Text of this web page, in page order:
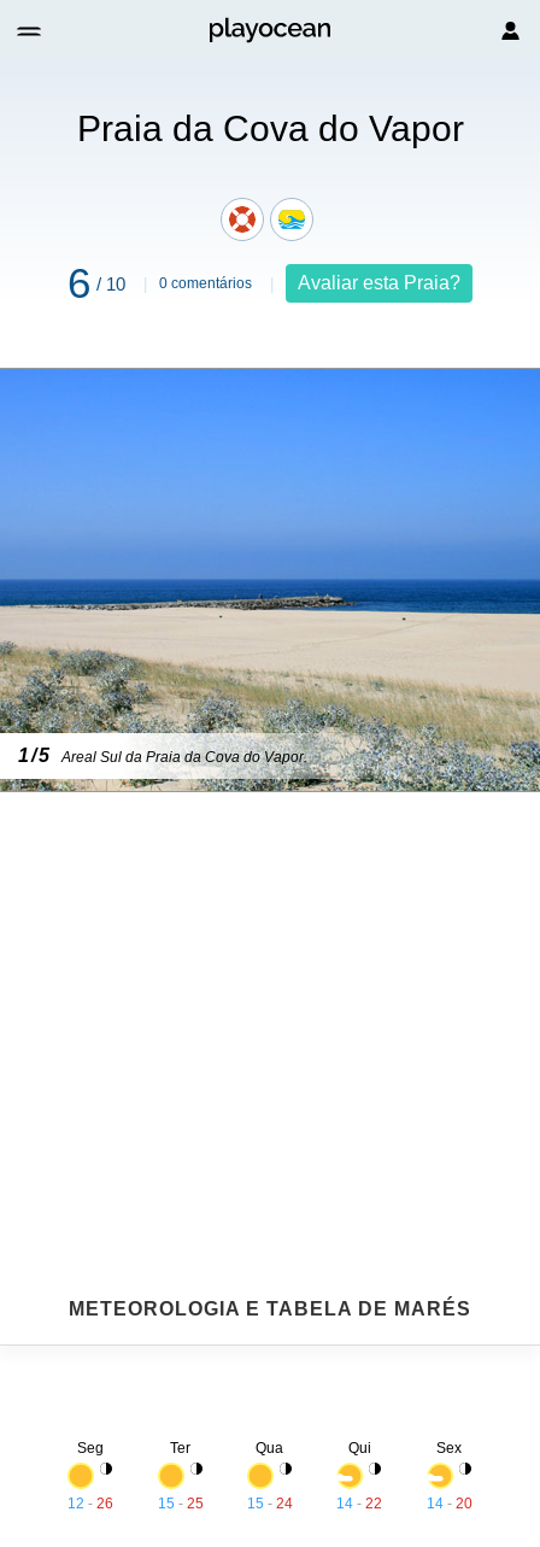
Praia da Cova do Vapor
6 / 10 0 comentários Avaliar esta Praia?
1/5 Areal Sul da Praia da Cova do Vapor.
METEOROLOGIA E TABELA DE MARÉS
Seg
12 -26
Ter
15 - 25
Qua
15 - 24
Qui
14 -22
Sex
14- 20